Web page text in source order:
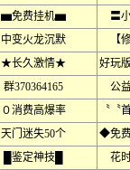
▅免费挂机▅
〓
中变火龙沉默
【
★长久激情★
好玩
群370364165
公
０消费高爆率
〝〝
天门迷失50个
◆免
█鉴定神技█
花